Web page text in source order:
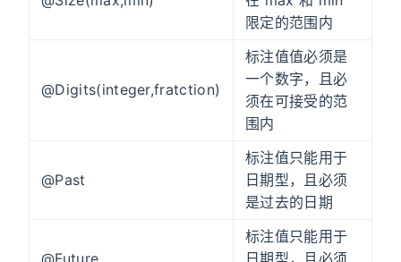
限定的范围内
@Digits(integer,fratction)
标注值值必须是
一个数字，且必
须在可接受的范
围内
@Past
标注值只能用于
日期型，且必须
是过去的日期
@Future
标注值只能用于
日期型，且必须